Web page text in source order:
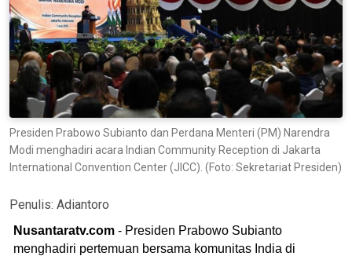
Presiden Prabowo Subianto dan Perdana Menteri (PM) Narendra
Modi menghadiri acara Indian Community Reception di Jakarta
International Convention Center (JICC). (Foto: Sekretariat Presiden)
Penulis: Adiantoro
Nusantaratv.com - Presiden Prabowo Subianto
menghadiri pertemuan bersama komunitas India di